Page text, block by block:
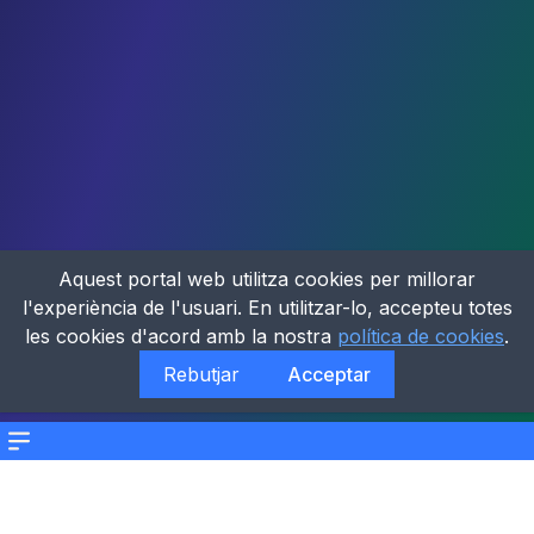
Menu
Aquest portal web utilitza cookies per millorar
l'experiència de l'usuari. En utilitzar-lo, accepteu totes
les cookies d'acord amb la nostra política de cookies.
Rebutjar
Acceptar